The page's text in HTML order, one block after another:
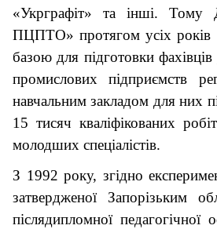
«Укрграфіт» та інші. Тому
ПЦПТО» протягом усіх років
базою для підготовки
промислових підприємств
навчальним закладом для них
15 тисяч кваліфікованих
молодших спеціалістів.
З 1992 року, згідно
затвердженої Запорізьким
післядипломної педагогічної